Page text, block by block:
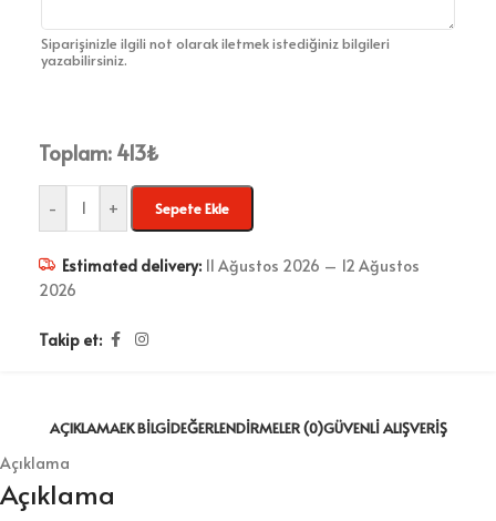
Siparişinizle ilgili not olarak iletmek istediğiniz bilgileri
yazabilirsiniz.
Toplam: 413₺
- + Sepete Ekle
Estimated delivery: 11 Ağustos 2026 – 12 Ağustos
2026
Takip et:
AÇIKLAMAEK BILGIDEĞERLENDIRMELER (0)GÜVENLI ALIŞVERIŞ
Açıklama
Açıklama